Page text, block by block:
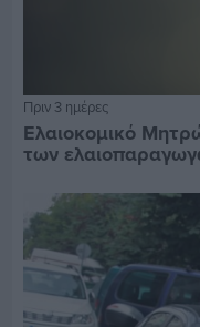
Πριν 3 ημέρες
Ελαιοκομικό
των